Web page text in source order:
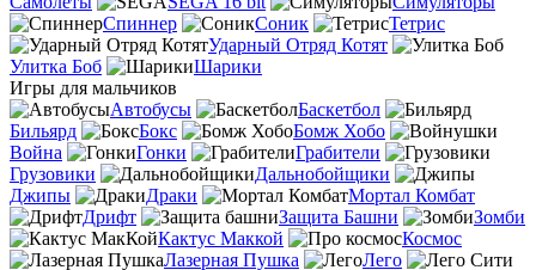
Спиннер
Соник
Тетрис
Ударный Отряд Котят
Улитка Боб
Шарики
Игры для мальчиков
Автобусы
Баскетбол
Бильярд
Бокс
Бомж Хобо
Война
Гонки
Грабители
Грузовики
Дальнобойщики
Джипы
Драки
Мортал Комбат
Дрифт
Защита Башни
Зомби
Кактус Маккой
Космос
Лазерная Пушка
Лего